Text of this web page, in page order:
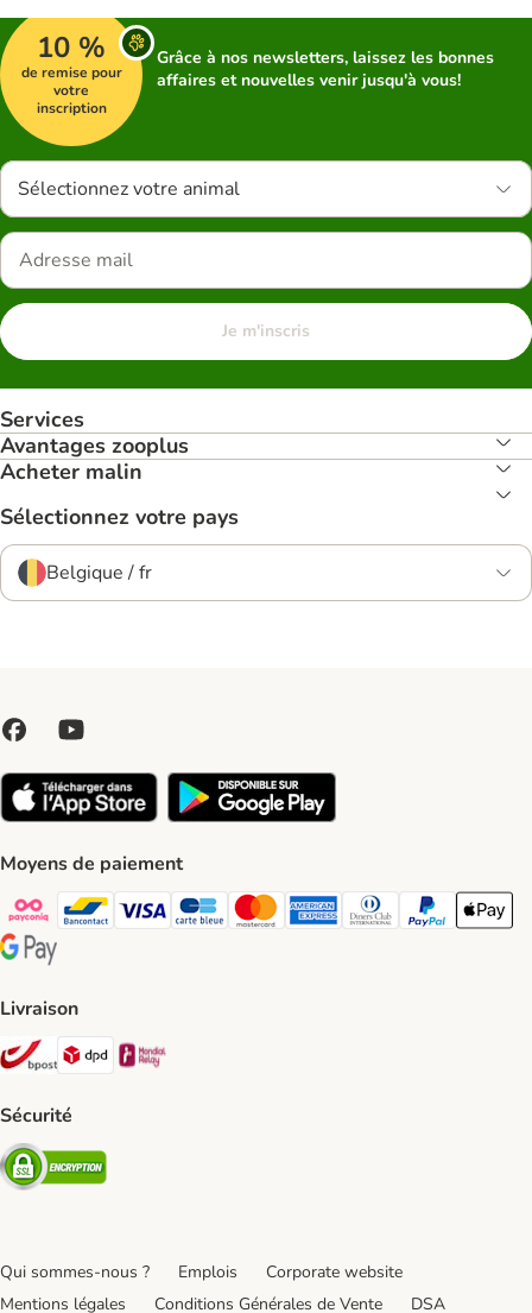
10 %
de remise pour
votre
inscription
Grâce à nos newsletters, laissez les bonnes
affaires et nouvelles venir jusqu'à vous!
Sélectionnez votre animal
Je m'inscris
Services
Avantages zooplus
Acheter malin
Sélectionnez votre pays
Belgique / fr
Moyens de paiement
Payconiq Payment Method
bancontact Payment Method
Visa Payment Method
carte bleue Payment Method
Master card Payment Method
American express Payment
Diners club Payment
Paypal Payment
Apple
Google Pay Payment Method
Livraison
Bpost Shipping Method
DPD Shipping Method
Sécurité
Security
Qui sommes-nous ? Emplois
Corporate website
Mentions légales
Conditions Générales de Vente DSA